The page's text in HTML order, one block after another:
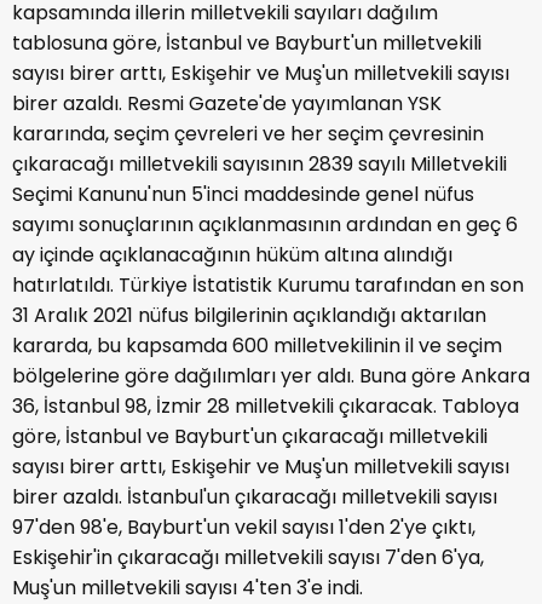
kapsamında illerin milletvekili sayıları dağılım
tablosuna göre, İstanbul ve Bayburt'un milletvekili
sayısı birer arttı, Eskişehir ve Muş'un milletvekili sayısı
birer azaldı. Resmi Gazete'de yayımlanan YSK
kararında, seçim çevreleri ve her seçim çevresinin
çıkaracağı milletvekili sayısının 2839 sayılı Milletvekili
Seçimi Kanunu'nun 5'inci maddesinde genel nüfus
sayımı sonuçlarının açıklanmasının ardından en geç 6
ay içinde açıklanacağının hüküm altına alındığı
hatırlatıldı. Türkiye İstatistik Kurumu tarafından en son
31 Aralık 2021 nüfus bilgilerinin açıklandığı aktarılan
kararda, bu kapsamda 600 milletvekilinin il ve seçim
bölgelerine göre dağılımları yer aldı. Buna göre Ankara
36, İstanbul 98, İzmir 28 milletvekili çıkaracak. Tabloya
göre, İstanbul ve Bayburt'un çıkaracağı milletvekili
sayısı birer arttı, Eskişehir ve Muş'un milletvekili sayısı
birer azaldı. İstanbul'un çıkaracağı milletvekili sayısı
97'den 98'e, Bayburt'un vekil sayısı 1'den 2'ye çıktı,
Eskişehir'in çıkaracağı milletvekili sayısı 7'den 6'ya,
Muş'un milletvekili sayısı 4'ten 3'e indi.